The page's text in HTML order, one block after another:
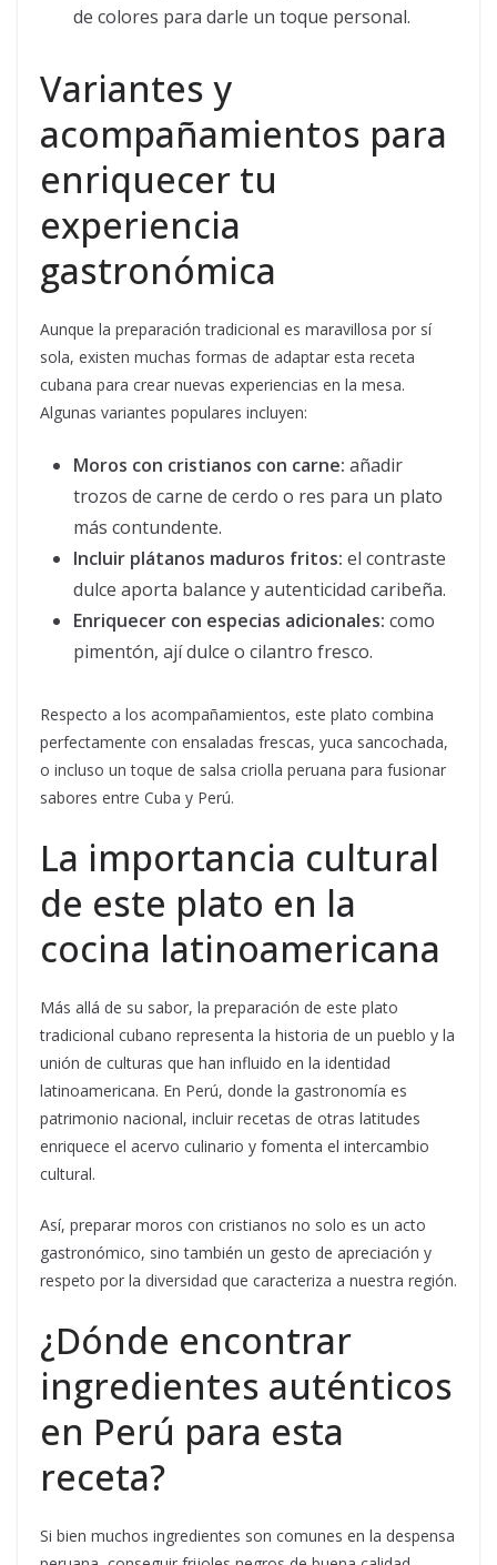
de colores para darle un toque personal.
Variantes y
acompañamientos para
enriquecer tu
experiencia
gastronómica
Aunque la preparación tradicional es maravillosa por sí
sola, existen muchas formas de adaptar esta receta
cubana para crear nuevas experiencias en la mesa.
Algunas variantes populares incluyen:
Moros con cristianos con carne: añadir
trozos de carne de cerdo o res para un plato
más contundente.
Incluir plátanos maduros fritos: el contraste
dulce aporta balance y autenticidad caribeña.
Enriquecer con especias adicionales: como
pimentón, ají dulce o cilantro fresco.
Respecto a los acompañamientos, este plato combina
perfectamente con ensaladas frescas, yuca sancochada,
o incluso un toque de salsa criolla peruana para fusionar
sabores entre Cuba y Perú.
La importancia cultural
de este plato en la
cocina latinoamericana
Más allá de su sabor, la preparación de este plato
tradicional cubano representa la historia de un pueblo y la
unión de culturas que han influido en la identidad
latinoamericana. En Perú, donde la gastronomía es
patrimonio nacional, incluir recetas de otras latitudes
enriquece el acervo culinario y fomenta el intercambio
cultural.
Así, preparar moros con cristianos no solo es un acto
gastronómico, sino también un gesto de apreciación y
respeto por la diversidad que caracteriza a nuestra región.
¿Dónde encontrar
ingredientes auténticos
en Perú para esta
receta?
Si bien muchos ingredientes son comunes en la despensa